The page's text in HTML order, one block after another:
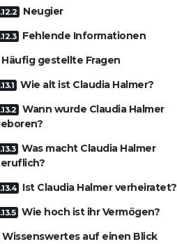
Neugier
Fehlende Informationen
Häufig gestellte Fragen
Wie alt ist Claudia Halmer?
Wann wurde Claudia Halmer
Was macht Claudia Halmer
Ist Claudia Halmer verheiratet?
Wie hoch ist ihr Vermögen?
Wissenswertes auf einen Blick